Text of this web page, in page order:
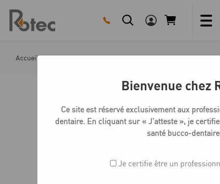
content
Accueil Boutique Medentika C-Série Piliers C
Bienvenue chez
Ce site est réservé exclusivement aux
dentaire. En cliquant sur « J’atteste », je
santé bucco-
Je certifie être un